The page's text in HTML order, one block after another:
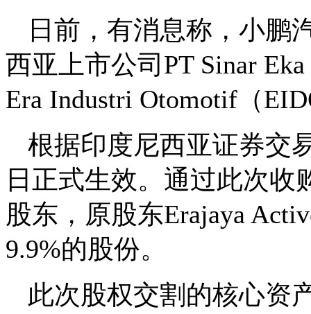
日前，有消息称，小鹏
西亚上市公司PT Sinar
Era Industri Otomotif（
根据印度尼西亚证券交
日正式生效。通过此次收
股东，原股东Erajaya
9.9%的股份。
此次股权交割的核心资